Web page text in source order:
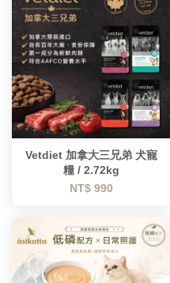
Vetdiet 加拿大三兄弟 犬寵
糧 / 2.72kg
NT$ 990